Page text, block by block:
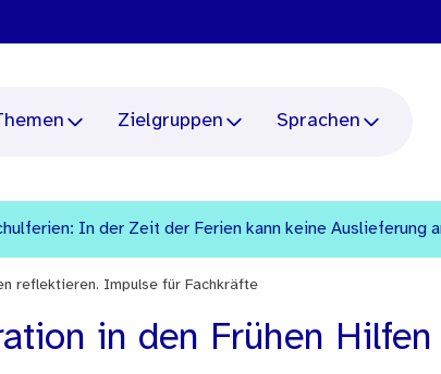
Zielgruppen Sprachen
In der Zeit der Ferien kann keine Auslieferung
reflektieren. Impulse für Fachkräfte
in den Frühen